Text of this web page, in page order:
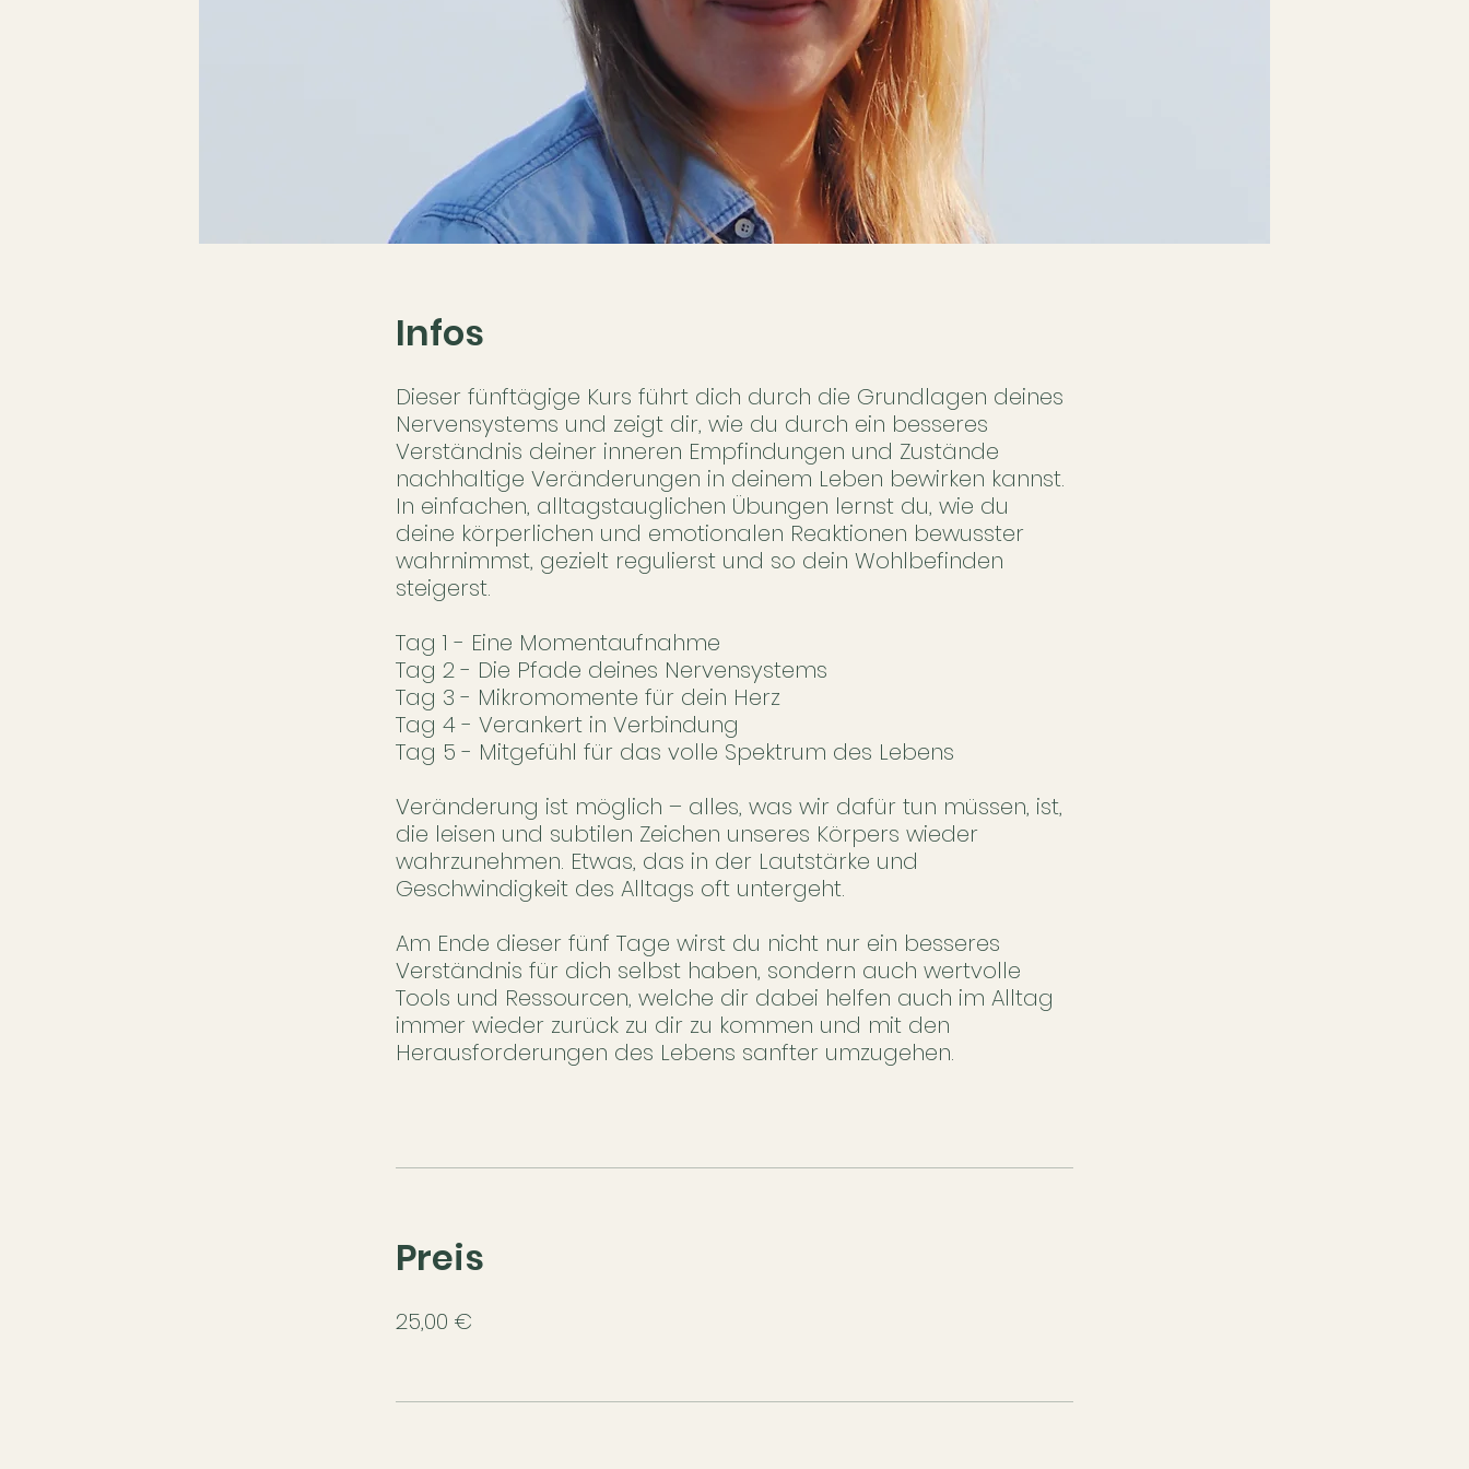
Infos
Dieser fünftägige Kurs führt dich durch die Grundlagen deines
Nervensystems und zeigt dir, wie du durch ein besseres
Verständnis deiner inneren Empfindungen und Zustände
nachhaltige Veränderungen in deinem Leben bewirken kannst.
In einfachen, alltagstauglichen Übungen lernst du, wie du
deine körperlichen und emotionalen Reaktionen bewusster
wahrnimmst, gezielt regulierst und so dein Wohlbefinden
steigerst.
Tag 1 - Eine Momentaufnahme
Tag 2 - Die Pfade deines Nervensystems
Tag 3 - Mikromomente für dein Herz
Tag 4 - Verankert in Verbindung
Tag 5 - Mitgefühl für das volle Spektrum des Lebens
Veränderung ist möglich – alles, was wir dafür tun müssen, ist,
die leisen und subtilen Zeichen unseres Körpers wieder
wahrzunehmen. Etwas, das in der Lautstärke und
Geschwindigkeit des Alltags oft untergeht.
Am Ende dieser fünf Tage wirst du nicht nur ein besseres
Verständnis für dich selbst haben, sondern auch wertvolle
Tools und Ressourcen, welche dir dabei helfen auch im Alltag
immer wieder zurück zu dir zu kommen und mit den
Herausforderungen des Lebens sanfter umzugehen.
Preis
25,00 €